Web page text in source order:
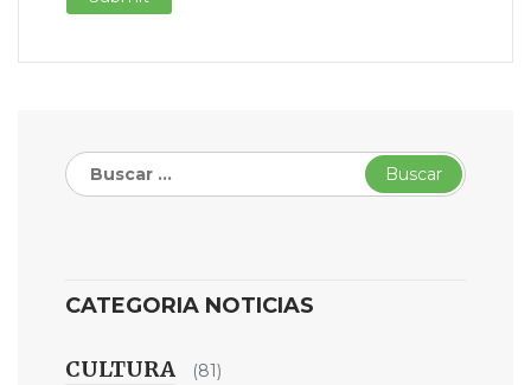
Buscar:
CATEGORIA NOTICIAS
CULTURA (81)